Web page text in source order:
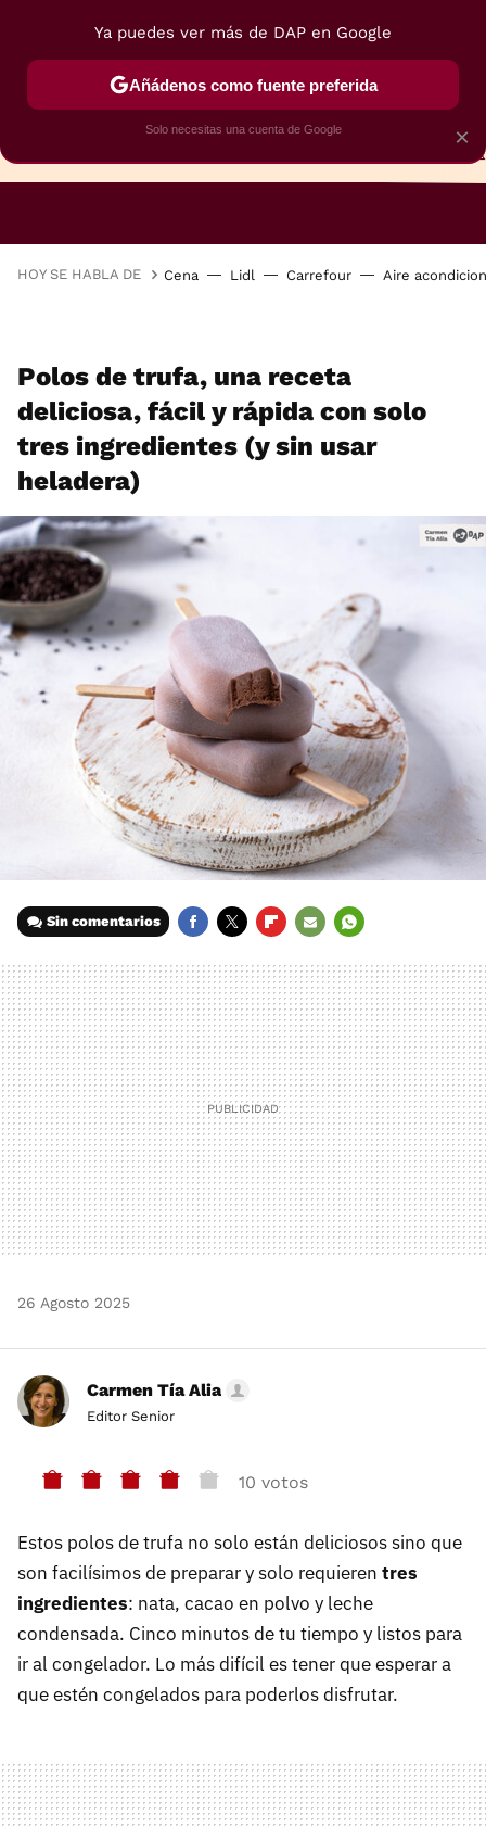
HOY SE HABLA DE Cena Lidl Carrefour Aire
Polos de trufa, una receta
deliciosa, fácil y rápida con solo
tres ingredientes (y sin usar
heladera)
Sin comentarios
MAIL
26 Agosto 2025
Carmen Tía Alia
Editor Senior
10 votos
Estos polos de trufa no solo están deliciosos sino que
son facilísimos de preparar y solo requieren tres
ingredientes: nata, cacao en polvo y leche
condensada. Cinco minutos de tu tiempo y listos para
ir al congelador. Lo más difícil es tener que esperar a
que estén congelados para poderlos disfrutar.
×
Ya puedes ver más de DAP en Google
Añádenos como fuente preferida
Solo necesitas una cuenta de Google